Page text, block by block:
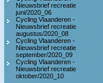
Nieuwsbrief recreatie
juni/2020_06
Cycling Vlaanderen -
Nieuwsbrief recreatie
augustus/2020_08
Cycling Vlaanderen -
Nieuwsbrief recreatie
september/2020_09
Cycling Vlaanderen -
Nieuwsbrief recreatie
oktober/2020_10